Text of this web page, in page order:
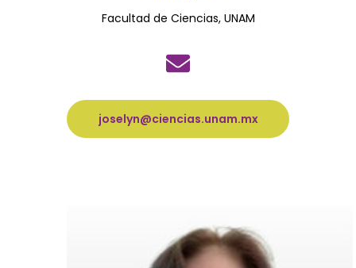
Facultad de Ciencias, UNAM
joselyn@ciencias.unam.mx